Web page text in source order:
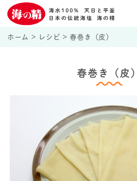
ホーム > レシピ >春巻き（皮）
春巻き（皮）